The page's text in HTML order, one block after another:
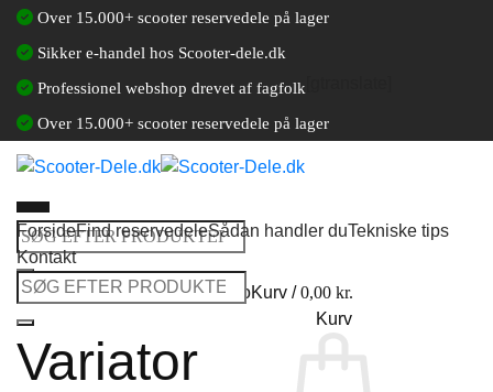
Fortsæt
indhold
Over 15.000+ scooter reservedele på lager
Sikker e-handel hos Scooter-dele.dk
Professionel webshop drevet af fagfolk
Over 15.000+ scooter reservedele på lager
Søg
efter:
Log ind / Opret en kundekontoKurv /0,00 kr.
Kurv
ForsideFind reservedeleSådan handler duTekniske tips
Kontakt
Søg
efter:
Variator